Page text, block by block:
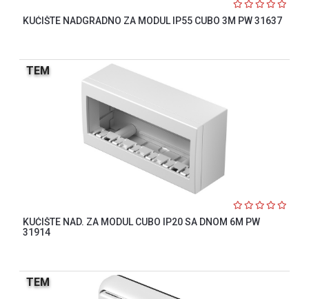
KUĆIŠTE NADGRADNO ZA MODUL IP55 CUBO 3M PW 31637
TEM
KUĆIŠTE NAD. ZA MODUL CUBO IP20 SA DNOM 6M PW
31914
TEM